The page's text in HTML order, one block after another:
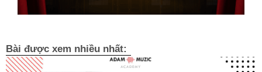
Bài được xem nhiều nhất: